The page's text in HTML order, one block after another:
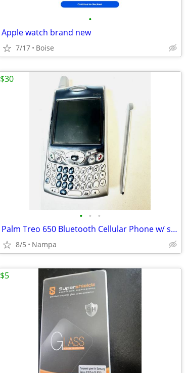
•
Apple watch brand new
7/17 Boise
• • •
Palm Treo 650 Bluetooth Cellular Phone w/ stylus, soft case, charger
8/5 Nampa
$30
$5